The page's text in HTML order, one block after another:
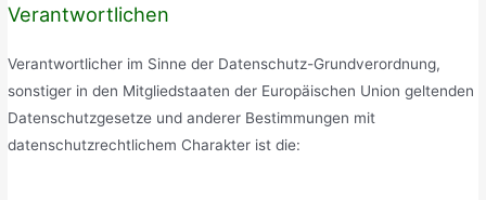
Verantwortlichen
Verantwortlicher im Sinne der Datenschutz-Grundverordnung,
sonstiger in den Mitgliedstaaten der Europäischen Union geltenden
Datenschutzgesetze und anderer Bestimmungen mit
datenschutzrechtlichem Charakter ist die: